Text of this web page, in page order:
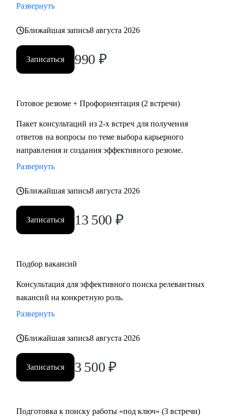
Развернуть
Ближайшая запись8 августа 2026
Записаться 990 ₽
Готовое резюме + Профориентация (2 встречи)
Пакет консультаций из 2-х встреч для получения
ответов на вопросы по теме выбора карьерного
направления и создания эффективного резюме.
Развернуть
Ближайшая запись8 августа 2026
Записаться 13 500 ₽
Подбор вакансий
Консультация для эффективного поиска релевантных
вакансий на конкретную роль.
Развернуть
Ближайшая запись8 августа 2026
Записаться 3 500 ₽
Подготовка к поиску работы «под ключ» (3 встречи)